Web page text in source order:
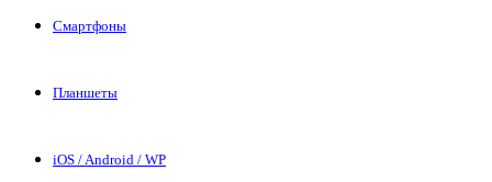
Смартфоны
Планшеты
iOS / Android / WP